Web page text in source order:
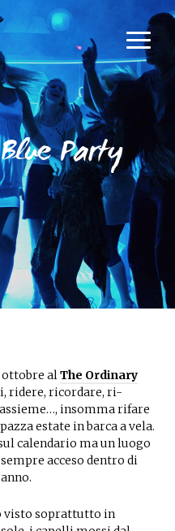
Party
ottobre alThe Ordinary
ridere, ricordare, ri-
insomma rifare
estate in barca a vela.
calendario ma un luogo
acceso dentro di
visto soprattutto in